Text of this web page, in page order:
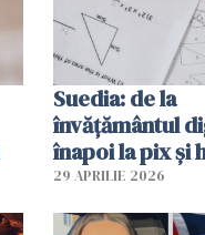
Suedia: de la
învățământul
înapoi la pix și
29 APRILIE 2026